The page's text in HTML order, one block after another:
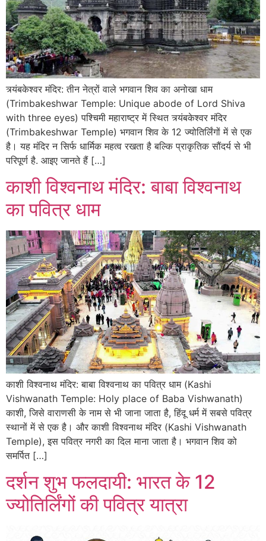
त्र्यंबकेश्वर मंदिर: तीन नेत्रों वाले भगवान शिव का अनोखा धाम
(Trimbakeshwar Temple: Unique abode of Lord Shiva
with three eyes) पश्चिमी महाराष्ट्र में स्थित त्र्यंबकेश्वर मंदिर
(Trimbakeshwar Temple) भगवान शिव के 12 ज्योतिर्लिंगों में से एक
है। यह मंदिर न सिर्फ धार्मिक महत्व रखता है बल्कि प्राकृतिक सौंदर्य से भी
परिपूर्ण है. आइए जानते हैं […]
काशी विश्वनाथ मंदिर: बाबा विश्वनाथ
का पवित्र धाम
काशी विश्वनाथ मंदिर: बाबा विश्वनाथ का पवित्र धाम (Kashi
Vishwanath Temple: Holy place of Baba Vishwanath)
काशी, जिसे वाराणसी के नाम से भी जाना जाता है, हिंदू धर्म में सबसे पवित्र
स्थानों में से एक है। और काशी विश्वनाथ मंदिर (Kashi Vishwanath
Temple), इस पवित्र नगरी का दिल माना जाता है। भगवान शिव को
समर्पित […]
दर्शन शुभ फलदायी: भारत के 12
ज्योतिर्लिंगों की पवित्र यात्रा